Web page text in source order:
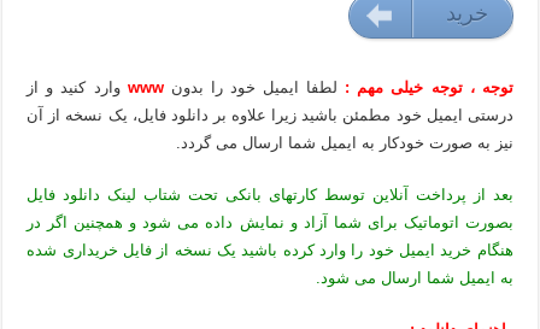
9000 تومان خريد
توجه ، توجه خیلی مهم : لطفا ایمیل خود را بدون www وارد کنید و از
درستی ایمیل خود مطمئن باشید زیرا علاوه بر دانلود فایل، یک نسخه از آن
نیز به صورت خودکار به ایمیل شما ارسال می گردد.
بعد از پرداخت آنلاین توسط کارتهای بانکی تحت شتاب لینک دانلود فایل
بصورت اتوماتیک برای شما آزاد و نمایش داده می شود و همچنین اگر در
هنگام خرید ایمیل خود را وارد کرده باشید یک نسخه از فایل خریداری شده
به ایمیل شما ارسال می شود.